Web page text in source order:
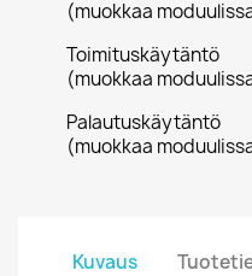
(muokkaa
Toimituskäytäntö
(muokkaa
Palautuskäytäntö
(muokkaa
Kuvaus